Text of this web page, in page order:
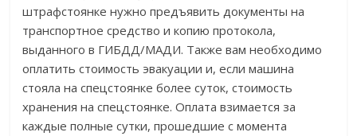
штрафстоянке нужно предъявить документы на
транспортное средство и копию протокола,
выданного в ГИБДД/МАДИ. Также вам необходимо
оплатить стоимость эвакуации и, если машина
стояла на спецстоянке более суток, стоимость
хранения на спецстоянке. Оплата взимается за
каждые полные сутки, прошедшие с момента